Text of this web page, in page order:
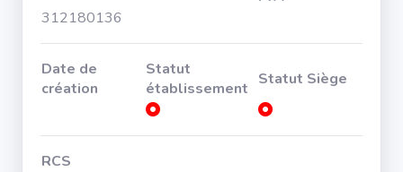
312180136
Date de
création
Statut
établissement Statut Siège
RCS